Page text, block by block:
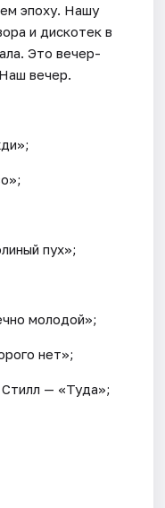
эпоху. Нашу
и дискотек в
Это вечер-
вечер.
пух»;
молодой»;
нет»;
— «Туда»;